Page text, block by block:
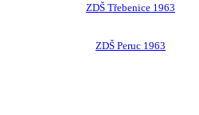
ZDŠ Třebenice 1963
ZDŠ Peruc 1963